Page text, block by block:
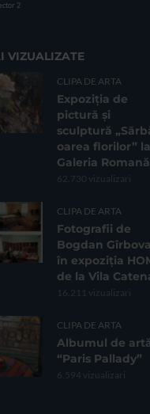
2
VIZUALIZATE
CLIPA DE ARTA
Expoziția de
pictură și
sculptură
oarea florilor” la
Galeria Romană
62.730 vizualizari
CLIPA DE ARTA
Fotografii de
Bogdan
în expoziția
de la Vila
16.211 vizualizari
CLIPA DE ARTA
Albumul de
“Paris Pallady”
6.594 vizualizari